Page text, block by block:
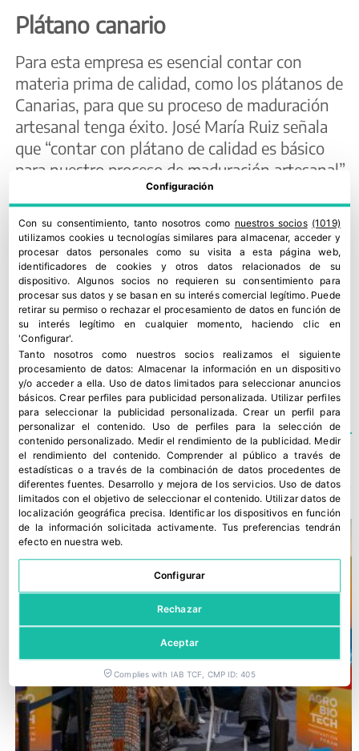
Plátano canario
Para esta empresa es esencial contar con
materia prima de calidad, como los plátanos de
Canarias, para que su proceso de maduración
artesanal tenga éxito. José María Ruiz señala
que “contar con plátano de calidad es básico
para nuestro proceso de maduración artesanal”
y ensalza que “es fundamental e insustituible la
labor a pie en las plantaciones de cada uno de
los 8.000 productores de plátano de Canarias
que realizan el cultivo tradicional del plátano.
Sin ellos, ni nosotros podríamos madurar
plátanos ni el consumidor final podría disfrutar
del sabor del plátano”.
EDICIÓN 101 ,EVENTOS,PLÁTANOS,PLÁTANOS RUIZ
TE PODRÍA INTERESAR
Configuración
Con su consentimiento, tanto nosotros como nuestros socios (1019)
utilizamos cookies u tecnologías similares para almacenar, acceder y
procesar datos personales como su visita a esta página web,
identificadores de cookies y otros datos relacionados de su
dispositivo. Algunos socios no requieren su consentimiento para
procesar sus datos y se basan en su interés comercial legítimo. Puede
retirar su permiso o rechazar el procesamiento de datos en función de
su interés legítimo en cualquier momento, haciendo clic en
'Configurar'.
Tanto nosotros como nuestros socios realizamos el siguiente
procesamiento de datos: Almacenar la información en un dispositivo
y/o acceder a ella. Uso de datos limitados para seleccionar anuncios
básicos.Crear perfiles para publicidad personalizada. Utilizar perfiles
para seleccionar la publicidad personalizada.Crear un perfil para
personalizar el contenido. Uso de perfiles para la selección de
contenido personalizado. Medir el rendimiento de la publicidad. Medir
el rendimiento del contenido.Comprender al público a través de
estadísticas o a través de la combinación de datos procedentes de
diferentes fuentes. Desarrollo y mejora de los servicios. Uso de datos
limitados con el objetivo de seleccionar el contenido. Utilizar datos de
localización geográfica precisa. Identificar los dispositivos en función
de la información solicitada activamente. Tus preferencias tendrán
efecto en nuestra web.
Configurar
Rechazar
Aceptar
Complies with IAB TCF, CMP ID: 405